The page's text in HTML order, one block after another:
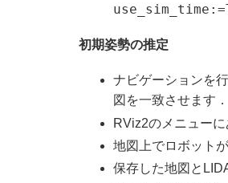
初期姿勢の推定
ナビゲーションを
図を一致させます．
RViz2のメニューに
地図上でロボット
保存した地図と